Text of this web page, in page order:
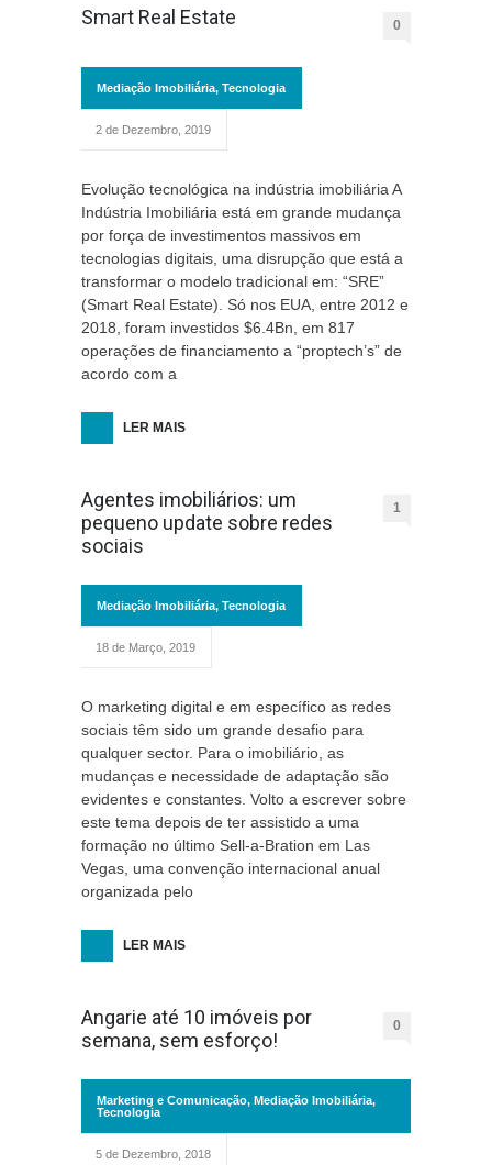
Smart Real Estate 0
Mediação Imobiliária, Tecnologia
2 de Dezembro, 2019
Evolução tecnológica na indústria imobiliária A
Indústria Imobiliária está em grande mudança
por força de investimentos massivos em
tecnologias digitais, uma disrupção que está a
transformar o modelo tradicional em: “SRE”
(Smart Real Estate). Só nos EUA, entre 2012 e
2018, foram investidos $6.4Bn, em 817
operações de financiamento a “proptech’s” de
acordo com a
LER MAIS
Agentes imobiliários: um
pequeno update sobre redes
sociais
1
Mediação Imobiliária, Tecnologia
18 de Março, 2019
O marketing digital e em específico as redes
sociais têm sido um grande desafio para
qualquer sector. Para o imobiliário, as
mudanças e necessidade de adaptação são
evidentes e constantes. Volto a escrever sobre
este tema depois de ter assistido a uma
formação no último Sell-a-Bration em Las
Vegas, uma convenção internacional anual
organizada pelo
LER MAIS
Angarie até 10 imóveis por
semana, sem esforço!
0
Marketing e Comunicação, Mediação Imobiliária,
Tecnologia
5 de Dezembro, 2018